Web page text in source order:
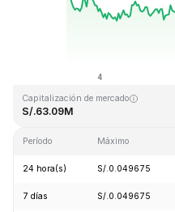
Capitalización de mercado
S/.63.09M
Período Máximo
24 hora(s) S/.0.049675
7 días S/.0.049675